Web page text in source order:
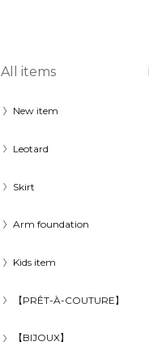
All items
New item
Leotard
Skirt
Arm foundation
Kids item
【PRÊT-À-COUTURE】
【BIJOUX】